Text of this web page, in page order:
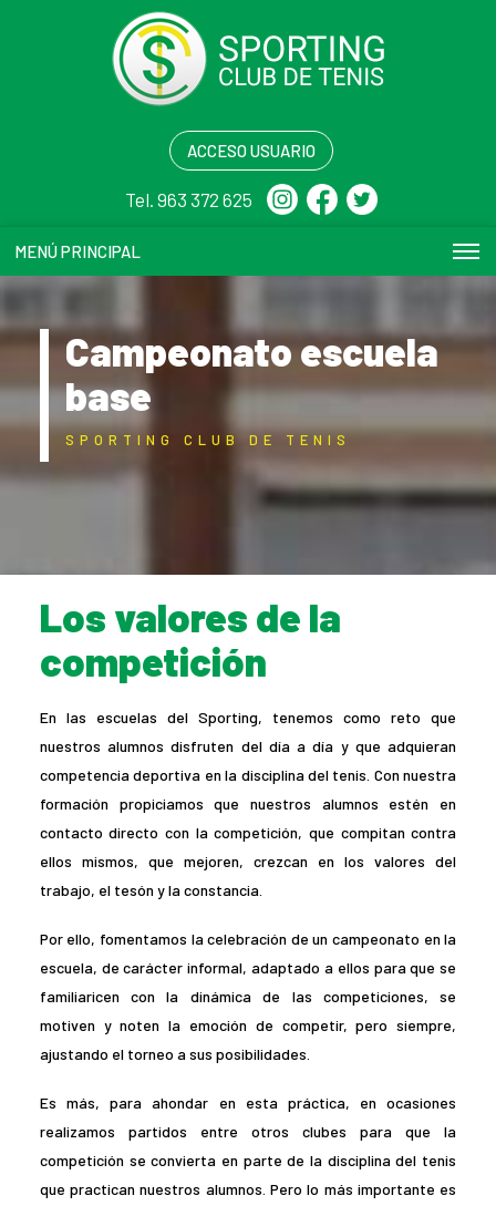
ACCESO USUARIO
Tel. 963 372 625
MENÚ PRINCIPAL
Campeonato escuela
base
SPORTING CLUB DE TENIS
Los valores de la
competición
En las escuelas del Sporting, tenemos como reto que
nuestros alumnos disfruten del día a día y que adquieran
competencia deportiva en la disciplina del tenis. Con nuestra
formación propiciamos que nuestros alumnos estén en
contacto directo con la competición, que compitan contra
ellos mismos, que mejoren, crezcan en los valores del
trabajo, el tesón y la constancia.
Por ello, fomentamos la celebración de un campeonato en la
escuela, de carácter informal, adaptado a ellos para que se
familiaricen con la dinámica de las competiciones, se
motiven y noten la emoción de competir, pero siempre,
ajustando el torneo a sus posibilidades.
Es más, para ahondar en esta práctica, en ocasiones
realizamos partidos entre otros clubes para que la
competición se convierta en parte de la disciplina del tenis
que practican nuestros alumnos. Pero lo más importante es